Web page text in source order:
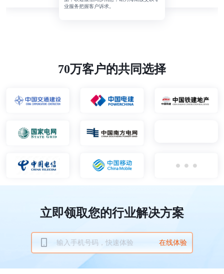
业服务把握客户诉求。
70万客户的共同选择
立即领取您的行业解决方案
在线体验